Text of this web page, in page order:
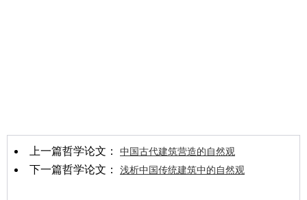
上一篇哲学论文： 中国古代建筑营造的自然观
下一篇哲学论文： 浅析中国传统建筑中的自然观